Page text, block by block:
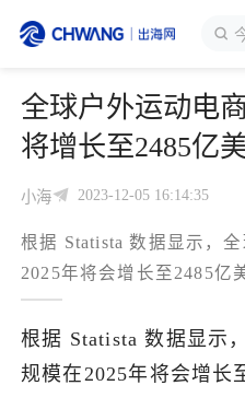
跨境展会
出海资讯
登录/注册
全球户外运动电
将增长至2485亿
小海 2023-12-05 16:14:35
根据 Statista 数据显示，
2025年将会增长至2485亿
根据 Statista 数据显示
规模在2025年将会增长